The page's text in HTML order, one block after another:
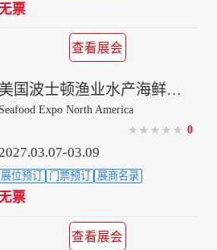
票
查看展会
美国波士顿渔业水产海鲜展-北美海鲜展
Seafood Expo North America
★ ★ ★ ★ ★ 0
2027.03.07-03.09
展位预订 门票预订 展商名录
票
查看展会